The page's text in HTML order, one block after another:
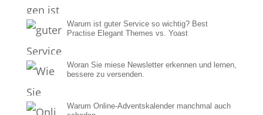
Warum ist guter Service so wichtig? Best
Practise Elegant Themes vs. Yoast
Woran Sie miese Newsletter erkennen und lernen,
bessere zu versenden.
Warum Online-Adventskalender manchmal auch